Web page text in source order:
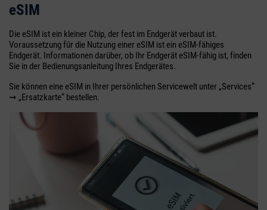
eSIM
Die eSIM ist ein kleiner Chip, der fest im Endgerät verbaut ist.
Voraussetzung für die Nutzung einer eSIM ist ein eSIM-fähiges
Endgerät. Informationen darüber, ob Ihr Endgerät eSIM-fähig ist, finden
Sie in der Bedienungsanleitung Ihres Endgerätes.
Sie können eine eSIM in Ihrer persönlichen Servicewelt unter „Services“
➞ „Ersatzkarte“ bestellen.